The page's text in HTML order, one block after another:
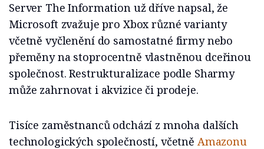
Server The Information už dříve napsal, že
Microsoft zvažuje pro Xbox různé varianty
včetně vyčlenění do samostatné firmy nebo
přeměny na stoprocentně vlastněnou dceřinou
společnost. Restrukturalizace podle Sharmy
může zahrnovat i akvizice či prodeje.
Tisíce zaměstnanců odchází z mnoha dalších
technologických společností, včetně Amazonu